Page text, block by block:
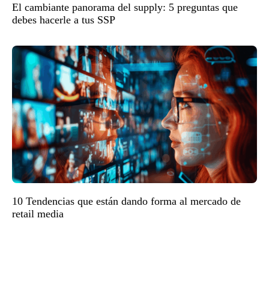
El cambiante panorama del supply: 5 preguntas que
debes hacerle a tus SSP
10 Tendencias que están dando forma al mercado de
retail media